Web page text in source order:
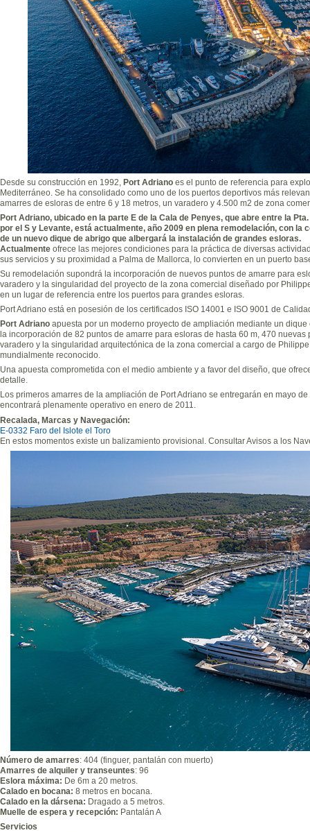
Desde su construcción en 1992, Port Adriano es el punto de referencia para
Mediterráneo. Se ha consolidado como uno de los puertos deportivos más
amarres de esloras de entre 6 y 18 metros, un varadero y 4.500 m2 de zona
Port Adriano, ubicado en la parte E de la Cala de Penyes, que abre entre la
por el S y Levante, está actualmente, año 2009 en plena remodelación, con
de un nuevo dique de abrigo que albergará la instalación de grandes esloras.
Actualmente ofrece las mejores condiciones para la práctica de diversas
sus servicios y su proximidad a Palma de Mallorca, lo convierten en un puerto
Su remodelación supondrá la incorporación de nuevos puntos de amarre para
varadero y la singularidad del proyecto de la zona comercial diseñado por
en un lugar de referencia entre los puertos para grandes esloras.
Port Adriano está en posesión de los certificados ISO 14001 e ISO 9001 de
Port Adriano apuesta por un moderno proyecto de ampliación mediante un
la incorporación de 82 puntos de amarre para esloras de hasta 60 m, 470
varadero y la singularidad arquitectónica de la zona comercial a cargo de
mundialmente reconocido.
Una apuesta comprometida con el medio ambiente y a favor del diseño, que
detalle.
Los primeros amarres de la ampliación de Port Adriano se entregarán en mayo
encontrará plenamente operativo en enero de 2011.
Recalada, Marcas y Navegación:
E-0332 Faro del Islote el Toro
En estos momentos existe un balizamiento provisional. Consultar Avisos a los
Número de amarres: 404 (finguer, pantalán con muerto)
Amarres de alquiler y transeuntes: 96
Eslora máxima: De 6m a 20 metros.
Calado en bocana: 8 metros en bocana.
Calado en la dársena: Dragado a 5 metros.
Muelle de espera y recepción: Pantalán A
Servicios